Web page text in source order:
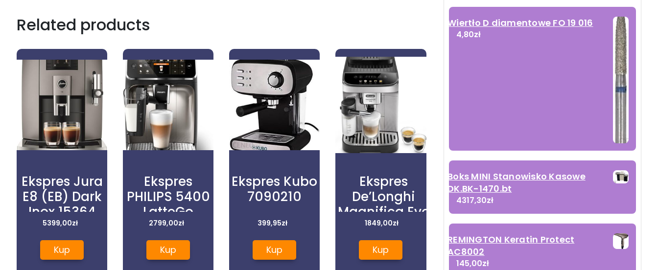
Related products
Ekspres Jura
E8 (EB) Dark
Inox 15364
5399,00zł
Kup
Ekspres
PHILIPS 5400
LatteGo
EP5447/90
czarny
2799,00zł
Kup
Ekspres Kubo
7090210
399,95zł
Kup
Ekspres
De’Longhi
Magnifica Evo
ECAM290.61.SB
1849,00zł
Kup
Wiertło D diamentowe FO 19 016
4,80zł
Boks MINI Stanowisko Kasowe
DK.BK-1470.bt
4317,30zł
REMINGTON Keratin Protect
AC8002
145,00zł